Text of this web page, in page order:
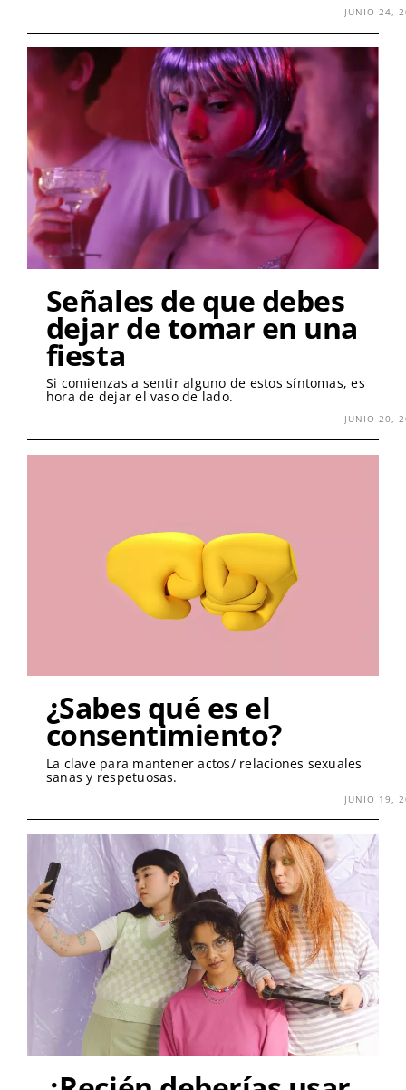
JUNIO 24,
Señales de que debes
dejar de tomar en una
fiesta
Si comienzas a sentir alguno de estos síntomas, es
hora de dejar el vaso de lado.
JUNIO 20,
¿Sabes qué es el
consentimiento?
La clave para mantener actos/ relaciones sexuales
sanas y respetuosas.
JUNIO 19,